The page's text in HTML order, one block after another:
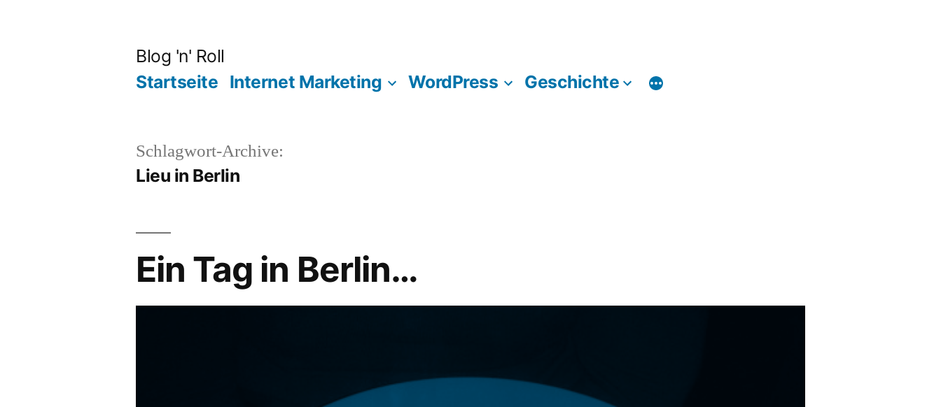
Blog 'n' Roll
Startseite Internet Marketing WordPress Geschichte
Schlagwort-Archive:
Lieu in Berlin
Ein Tag in Berlin…